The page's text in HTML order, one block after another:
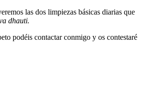
las dos limpiezas básicas diarias que
dhauti.
podéis contactar conmigo y os contestaré